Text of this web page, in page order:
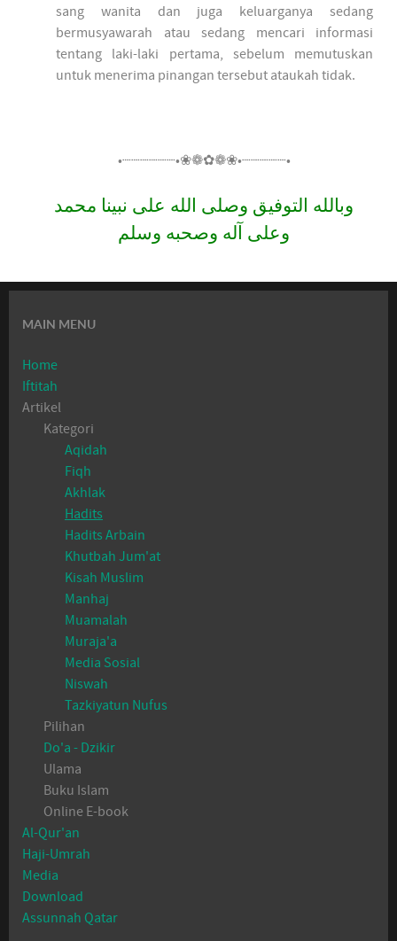
sang wanita dan juga keluarganya sedang
bermusyawarah atau sedang mencari informasi
tentang laki-laki pertama, sebelum memutuskan
untuk menerima pinangan tersebut ataukah tidak.
•┈┈┈┈┈┈•❀❁✿❁❀•┈┈┈┈┈•
وبالله التوفيق وصلى الله على نبينا محمد
وعلى آله وصحبه وسلم
MAIN MENU
Home
Iftitah
Artikel
Kategori
Aqidah
Fiqh
Akhlak
Hadits
Hadits Arbain
Khutbah Jum'at
Kisah Muslim
Manhaj
Muamalah
Muraja'a
Media Sosial
Niswah
Tazkiyatun Nufus
Pilihan
Do'a - Dzikir
Ulama
Buku Islam
Online E-book
Al-Qur'an
Haji-Umrah
Media
Download
Assunnah Qatar